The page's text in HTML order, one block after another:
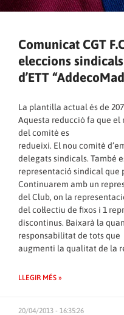
Comunicat CGT
eleccions
d’ETT
La plantilla actual és de
Aquesta reducció fa que
del comitè es
redueixi. El nou comitè
delegats sindicals. També
representació sindical que
Continuarem amb un
del Club, on la
del col·lectiu de fixos i 1
discontinus. Baixarà la
responsabilitat de tots que
augmenti la qualitat de la
LLEGIR MÉS »
20/04/2013 - 16:35:26